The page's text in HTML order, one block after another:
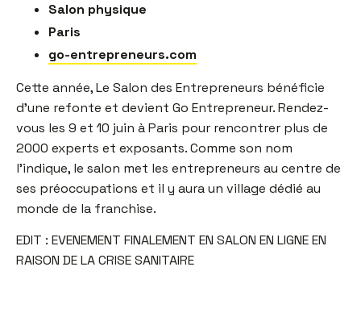
Salon physique
Paris
go-entrepreneurs.com
Cette année, Le Salon des Entrepreneurs bénéficie
d’une refonte et devient Go Entrepreneur. Rendez-
vous les 9 et 10 juin à Paris pour rencontrer plus de
2000 experts et exposants. Comme son nom
l’indique, le salon met les entrepreneurs au centre de
ses préoccupations et il y aura un village dédié au
monde de la franchise.
EDIT : EVENEMENT FINALEMENT EN SALON EN LIGNE EN
RAISON DE LA CRISE SANITAIRE